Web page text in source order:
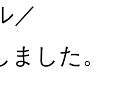
／
ました。